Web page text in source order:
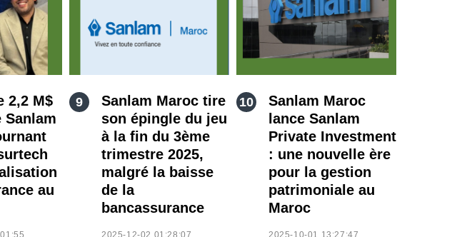
2,2 M$
Sanlam
au
Sanlam Maroc tire
son épingle du jeu
à la fin du 3ème
trimestre 2025,
malgré la baisse
de la
bancassurance
2025-12-02 01:28:07
Sanlam Maroc
lance Sanlam
Private Investment
: une nouvelle ère
pour la gestion
patrimoniale au
Maroc
2025-10-01 13:27:47